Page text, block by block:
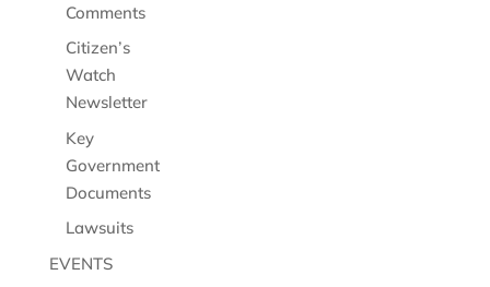
Comments
Citizen’s
Watch
Newsletter
Key
Government
Documents
Lawsuits
EVENTS